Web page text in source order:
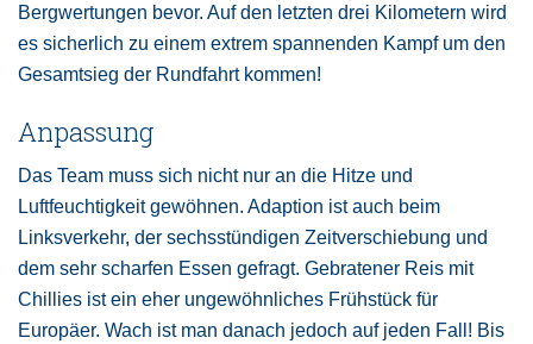
Bergwertungen bevor. Auf den letzten drei Kilometern wird
es sicherlich zu einem extrem spannenden Kampf um den
Gesamtsieg der Rundfahrt kommen!
Anpassung
Das Team muss sich nicht nur an die Hitze und
Luftfeuchtigkeit gewöhnen. Adaption ist auch beim
Linksverkehr, der sechsstündigen Zeitverschiebung und
dem sehr scharfen Essen gefragt. Gebratener Reis mit
Chillies ist ein eher ungewöhnliches Frühstück für
Europäer. Wach ist man danach jedoch auf jeden Fall! Bis